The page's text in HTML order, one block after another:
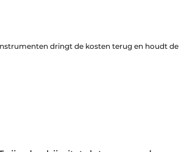
dringt de kosten terug en houdt de